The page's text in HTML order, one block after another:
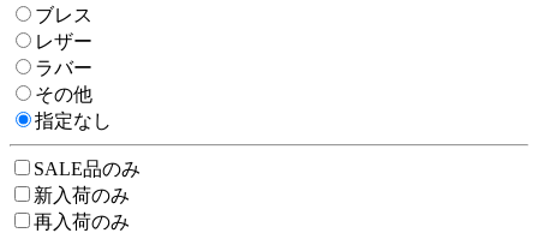
ブレス
レザー
ラバー
その他
指定なし
SALE品のみ
新入荷のみ
再入荷のみ